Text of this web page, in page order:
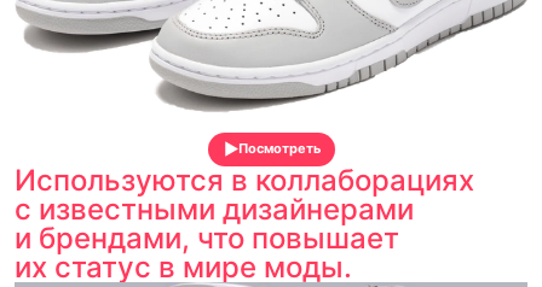
Посмотреть
Используются в коллаборациях
с известными дизайнерами
и брендами, что повышает
их статус в мире моды.